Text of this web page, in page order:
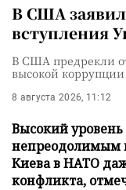
В США
вступления
В США предрекли
высокой коррупции
8 августа 2026, 11:12
Высокий
непреодолимым
Киева в НАТО
конфликта,